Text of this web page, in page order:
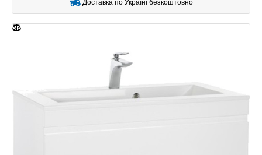
Доставка по Україні безкоштовно